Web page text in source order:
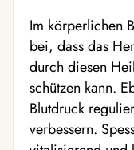
Im körperlichen
bei, dass das
durch diesen
schützen kann.
Blutdruck
verbessern.